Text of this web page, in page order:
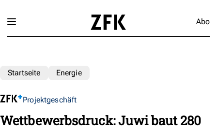
Abo
Startseite Energie
Projektgeschäft
Wettbewerbsdruck: Juwi baut 280